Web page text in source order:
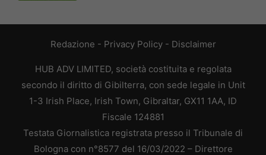
Redazione - Privacy Policy- Disclaimer
HUB ADV LIMITED, società costituita e regolata
secondo il diritto di Gibilterra, con sede legale in Unit
1-3 Irish Place, Irish Town, Gibraltar, GX11 1AA, ID
Fiscale 124881
Testata Giornalistica registrata presso il Tribunale di
Bologna con n°8577 del 16/03/2022 – Direttore